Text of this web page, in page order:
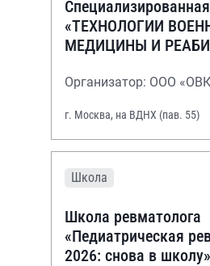
«ТЕХНОЛОГИИ
МЕДИЦИНЫ И
Организатор: ООО
г. Москва, на ВДНХ (пав. 55)
Школа
Школа ревматолога
«Педиатрическая
2026: снова в школу»